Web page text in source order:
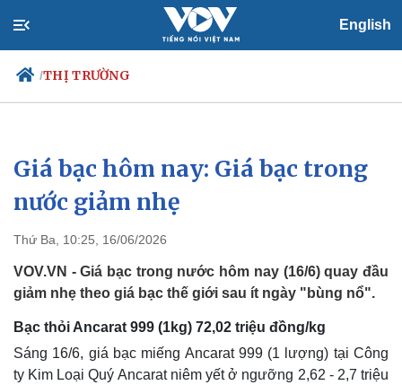
English
/THỊ TRƯỜNG
Chính trị
Đảng
Tổ chức nhân sự
Nhận diện sự thật
Xã hội
Việc làm
Biển đảo
Giá bạc hôm nay: Giá bạc trong
nước giảm nhẹ
Thứ Ba, 10:25, 16/06/2026
VOV.VN - Giá bạc trong nước hôm nay (16/6) quay đầu
giảm nhẹ theo giá bạc thế giới sau ít ngày "bùng nổ".
Bạc thỏi Ancarat 999 (1kg) 72,02 triệu đồng/kg
Sáng 16/6, giá bạc miếng Ancarat 999 (1 lượng) tại Công
ty Kim Loại Quý Ancarat niêm yết ở ngưỡng 2,62 - 2,7 triệu